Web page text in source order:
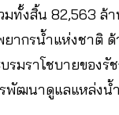
มทั้งสิ้น 82,563 ล้
ากรน้ำแห่งชาติ ด้
รมราโชบายของรั
พัฒนาดูแลแหล่งน้